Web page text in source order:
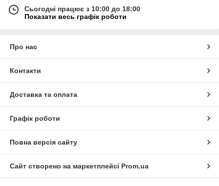
Сьогодні працює з 10:00 до 18:00
Показати весь графік роботи
Про нас
Контакти
Доставка та оплата
Графік роботи
Повна версія сайту
Сайт створено на маркетплейсі Prom.ua